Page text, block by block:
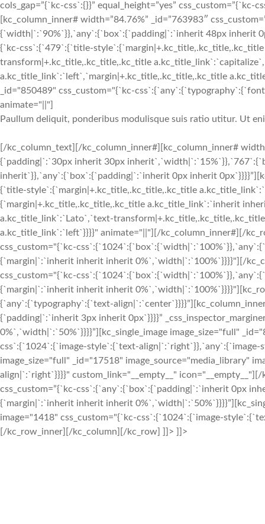
cols_gap=”{`kc-css`:{}}” equal_height=”yes”
[kc_column_inner# width=”84.76%” _id=”763983″
{`width|`:`90%`}},`any`:{`box`:{`padding|`:`inherit 48px inherit
{`kc-css`:{`479`:{`title-
transform|+.kc_title,.kc_title,.kc_title
a.kc_title_link`:`left`,`margin|+.kc_title,.kc_title,.kc_title
_id="850489" css_custom="{`kc-
animate="||"]
Paullum deliquit, ponderibus modulisque suis ratio utitur. Ut
[/kc_column_text][/kc_column_inner#][kc_column_inner#
{`padding|`:`30px inherit 30px
inherit`}},`any`:{`box`:{`padding|`:`inherit 0px inherit
{`title-style`:{`margin|+.kc_title,.kc_title,.kc_title
{`margin|+.kc_title,.kc_title,.kc_title a.kc_title_link`:`inherit
a.kc_title_link`:`Lato`,`text-
a.kc_title_link`:`left`}}}}" animate="||"][/kc_column_inner#][/
css_custom="{`kc-
{`margin|`:`inherit inherit inherit 0%`,`width|`:`100%`}}}}"][/
css_custom="{`kc-
{`margin|`:`inherit inherit inherit
{`any`:{`typography`:{`text-
{`padding|`:`inherit 3px inherit 0px`}}}}”
0%`,`width|`:`50%`}}}}”][kc_single_image image_size="full"
css`:{`1024`:{`image-style`:{`text-
image_size="full" _id="17518" image_source="media_library"
align|`:`right`}}}}" custom_link="__empty__"
css_custom=”{`kc-css`:{`any`:{`box`:{`padding|`:`inherit 0px
{`margin|`:`inherit inherit inherit
image="1418" css_custom="{`kc-css`:{`1024`:{`image-
[/kc_row_inner][/kc_column][/kc_row] ]]> ]]>